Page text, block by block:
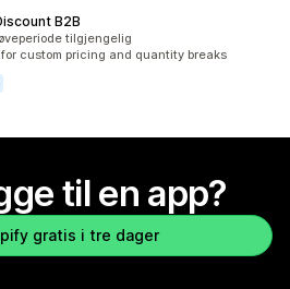
B2B
tilgjengelig
custom pricing and quantity breaks
til en app?
gratis i tre dager